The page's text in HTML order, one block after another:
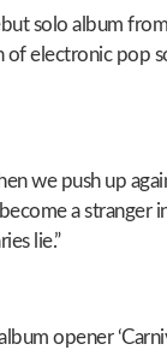
solo album
of electronic pop
we push up
a stranger
lie.”
opener